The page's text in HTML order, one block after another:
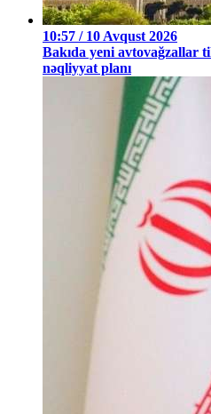
10:57 / 10 Avqust 2026
Bakıda yeni avtovağzallar
nəqliyyat planı